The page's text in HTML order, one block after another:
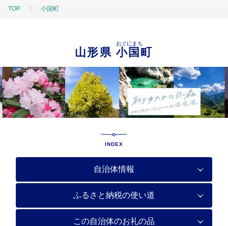
TOP 小国町
山形県小国町
おぐにまち
INDEX
自治体情報
ふるさと納税の使い道
この自治体のお礼の品